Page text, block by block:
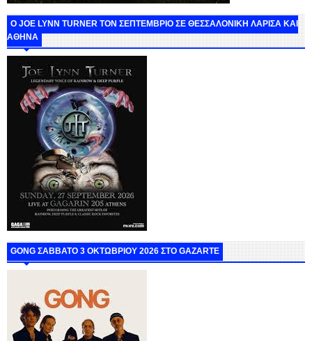
O JOE LYNN TURNER ΤΟΝ ΣΕΠΤΕΜΒΡΙΟ ΣΕ ΘΕΣΣΑΛΟΝΙΚΗ ΛΑΡΙΣΑ ΚΑΙ
ΑΘΗΝΑ
GONG ΣΑΒΒΑΤΟ 3 ΟΚΤΩΒΡΙΟΥ 2026 ΣΤΟ GAZARTE